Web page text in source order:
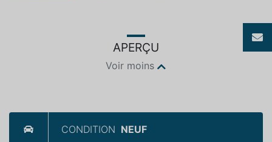
APERÇU
Voir moins
CONDITION NEUF